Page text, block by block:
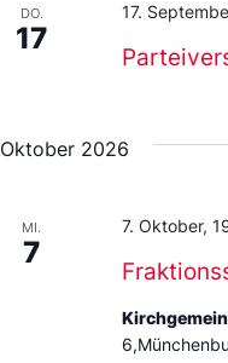
DO.
17
17.
Oktober 2026
MI.
7
7. Oktober,